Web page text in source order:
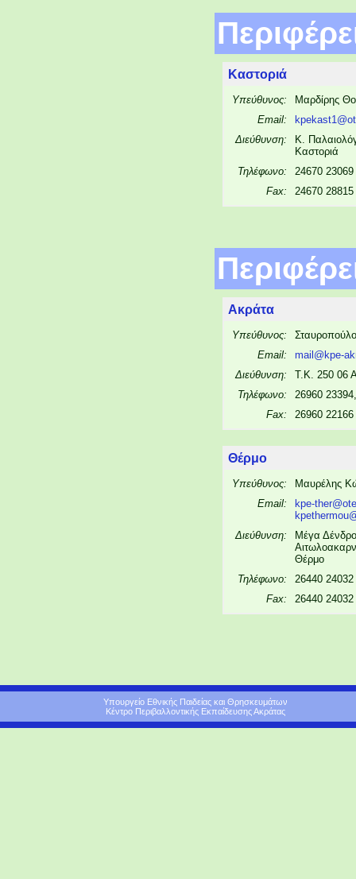
Καστοριά
Υπεύθυνος:
Μαρδίρης
Email:
Διεύθυνση:
Κ.
Καστοριά
Τηλέφωνο:
24670 23069
Fax:
24670 28815
Ακράτα
Υπεύθυνος:
Email:
mail@kpe-
Διεύθυνση:
Τ.Κ. 250 06
Τηλέφωνο:
26960
Fax:
26960 22166
Θέρμο
Υπεύθυνος:
Μαυρέλης
Email:
kpe-
Διεύθυνση:
Μέγα
Θέρμο
Τηλέφωνο:
26440 24032
Fax:
26440 24032
Υπουργείο Εθνικής Παιδείας και Θρησκευμάτων
Κέντρο Περιβαλλοντικής Εκπαίδευσης Ακράτας